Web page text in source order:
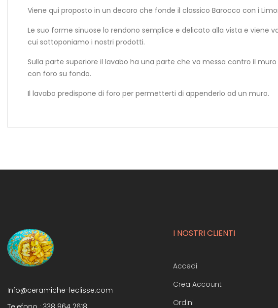
Viene qui proposto in un decoro che fonde il classico Barocco con i
Le suo forme sinuose lo rendono semplice e delicato alla vista e
cui sottoponiamo i nostri prodotti.
Sulla parte superiore il lavabo ha una parte che va messa contro il
con foro su fondo.
Il lavabo predispone di foro per permetterti di appenderlo ad un muro.
Info@ceramiche-leclisse.com
I NOSTRI CLIENTI
Accedi
Crea Account
Ordini